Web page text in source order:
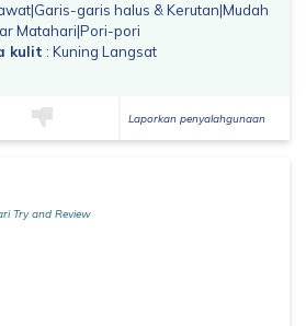
garis halus & Kerutan|Mudah
Matahari|Pori-pori
kulit : Kuning Langsat
Laporkan penyalahgunaan
Try and Review